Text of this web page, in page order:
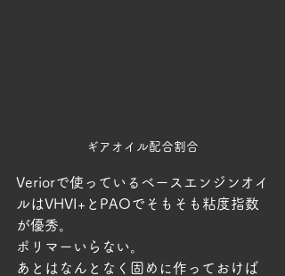
ギアオイル配合割合
Veriorで使っているベースエンジンオイ
ルはVHVI+とPAOでそもそも粘度指数
が優秀。
ポリマーいらない。
あとはなんとなく固めに作っておけば